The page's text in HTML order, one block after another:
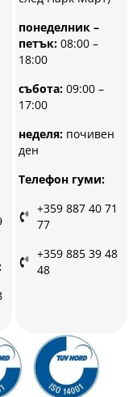
понеделник –
петък: 08:00 –
18:00
събота: 09:00 –
17:00
неделя: почивен
ден
Телефон гуми:
+359 887 40 71
77
+359 885 39 48
48